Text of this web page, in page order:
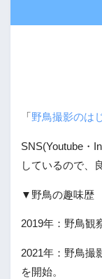
「 野鳥撮影のは
SNS(Youtube・
しているので、
▼野鳥の趣味歴
2019年：野鳥観
2021年：野鳥撮
を開始。